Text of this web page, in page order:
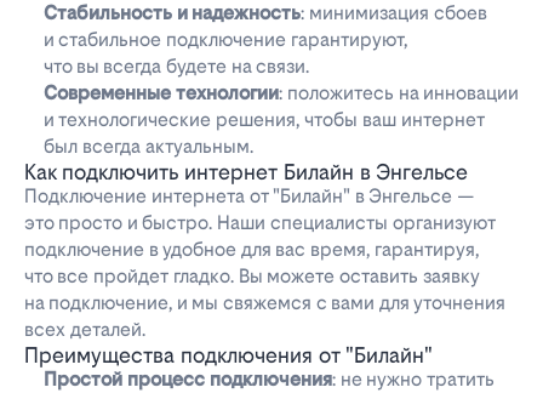
Стабильность и надежность: минимизация сбоев
и стабильное подключение гарантируют,
что вы всегда будете на связи.
Современные технологии: положитесь на инновации
и технологические решения, чтобы ваш интернет
был всегда актуальным.
Как подключить интернет Билайн в Энгельсе
Подключение интернета от "Билайн" в Энгельсе —
это просто и быстро. Наши специалисты организуют
подключение в удобное для вас время, гарантируя,
что все пройдет гладко. Вы можете оставить заявку
на подключение, и мы свяжемся с вами для уточнения
всех деталей.
Преимущества подключения от "Билайн"
Простой процесс подключения: не нужно тратить